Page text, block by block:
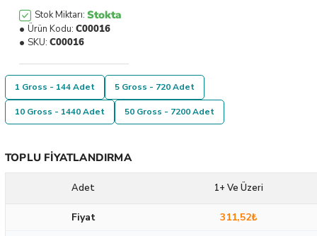
Stok Miktarı: Stokta
Ürün Kodu: C00016
SKU: C00016
1 Gross - 144 Adet 5 Gross - 720 Adet
10 Gross - 1440 Adet 50 Gross - 7200 Adet
TOPLU FIYATLANDIRMA
Adet 1+ Ve Üzeri
Fiyat
311,52₺